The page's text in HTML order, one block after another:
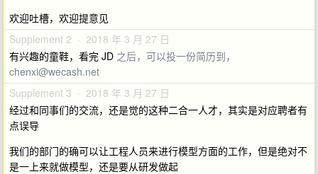
欢迎吐槽，欢迎提意见
Supplement 2 · 2018 年 3 月 27 日
有兴趣的童鞋，看完 JD 之后，可以投一份简历到，
chenxi@wecash.net
Supplement 3 · 2018 年 3 月 27 日
经过和同事们的交流，还是觉的这种二合一人才，其实是对应聘者有
点误导
我们的部门的确可以让工程人员来进行模型方面的工作，但是绝对不
是一上来就做模型，还是要从研发做起